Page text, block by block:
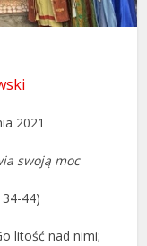
2021
swoją moc
44)
litość nad nimi;